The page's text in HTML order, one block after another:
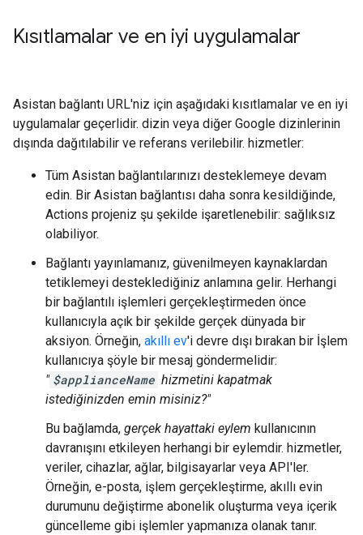
Kısıtlamalar ve en iyi uygulamalar
Asistan bağlantı URL'niz için aşağıdaki kısıtlamalar ve en iyi
uygulamalar geçerlidir. dizin veya diğer Google dizinlerinin
dışında dağıtılabilir ve referans verilebilir. hizmetler:
Tüm Asistan bağlantılarınızı desteklemeye devam
edin. Bir Asistan bağlantısı daha sonra kesildiğinde,
Actions projeniz şu şekilde işaretlenebilir: sağlıksız
olabiliyor.
Bağlantı yayınlamanız, güvenilmeyen kaynaklardan
tetiklemeyi desteklediğiniz anlamına gelir. Herhangi
bir bağlantılı işlemleri gerçekleştirmeden önce
kullanıcıyla açık bir şekilde gerçek dünyada bir
aksiyon. Örneğin, akıllı ev'i devre dışı bırakan bir İşlem
kullanıcıya şöyle bir mesaj göndermelidir:
" $applianceName hizmetini kapatmak
istediğinizden emin misiniz?"
Bu bağlamda, gerçek hayattaki eylem kullanıcının
davranışını etkileyen herhangi bir eylemdir. hizmetler,
veriler, cihazlar, ağlar, bilgisayarlar veya API'ler.
Örneğin, e-posta, işlem gerçekleştirme, akıllı evin
durumunu değiştirme abonelik oluşturma veya içerik
güncelleme gibi işlemler yapmanıza olanak tanır.